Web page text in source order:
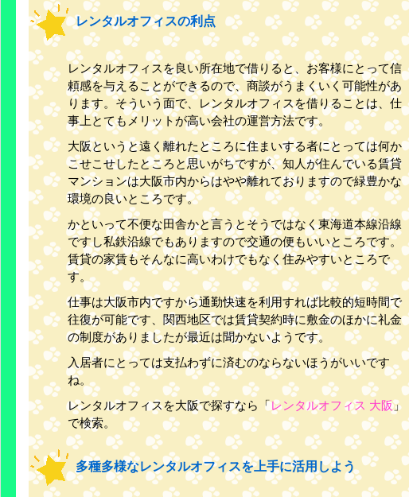
レンタルオフィスの利点
レンタルオフィスを良い所在地で借りると、お客様にとって信
頼感を与えることができるので、商談がうまくいく可能性があ
ります。そういう面で、レンタルオフィスを借りることは、仕
事上とてもメリットが高い会社の運営方法です。
大阪というと遠く離れたところに住まいする者にとっては何か
こせこせしたところと思いがちですが、知人が住んでいる賃貸
マンションは大阪市内からはやや離れておりますので緑豊かな
環境の良いところです。
かといって不便な田舎かと言うとそうではなく東海道本線沿線
ですし私鉄沿線でもありますので交通の便もいいところです。
賃貸の家賃もそんなに高いわけでもなく住みやすいところで
す。
仕事は大阪市内ですから通勤快速を利用すれば比較的短時間で
往復が可能です、関西地区では賃貸契約時に敷金のほかに礼金
の制度がありましたが最近は聞かないようです。
入居者にとっては支払わずに済むのならないほうがいいです
ね。
レンタルオフィスを大阪で探すなら「レンタルオフィス 大阪」
で検索。
多種多様なレンタルオフィスを上手に活用しよう